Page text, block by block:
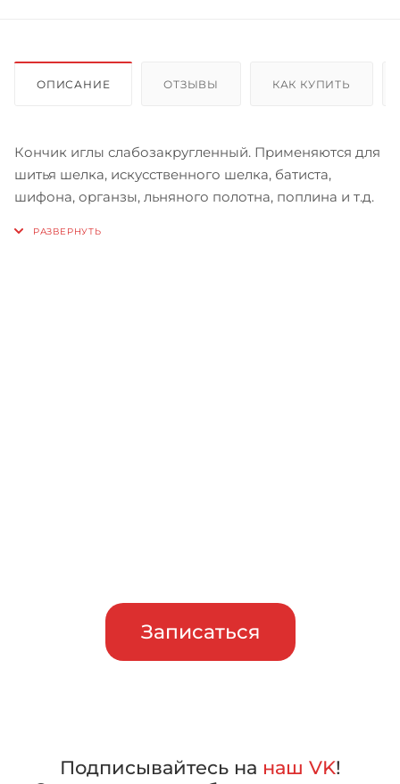
ОПИСАНИЕ ОТЗЫВЫ КАК КУПИТЬ
Кончик иглы слабозакругленный. Применяются для
шитья шелка, искусственного шелка, батиста,
шифона, органзы, льняного полотна, поплина и т.д.
Записаться
Подписывайтесь на наш VK!